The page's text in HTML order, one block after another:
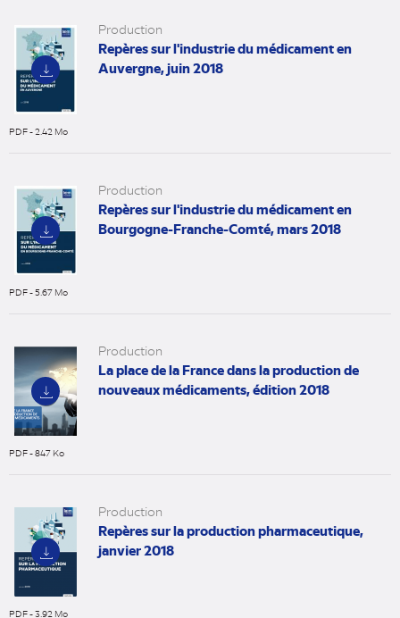
PDF - 2.42 Mo
Production
Repères sur l'industrie du médicament en
Auvergne, juin 2018
PDF - 5.67 Mo
Production
Repères sur l'industrie du médicament en
Bourgogne-Franche-Comté, mars 2018
PDF - 847 Ko
Production
La place de la France dans la production de
nouveaux médicaments, édition 2018
PDF - 3.92 Mo
Production
Repères sur la production pharmaceutique,
janvier 2018